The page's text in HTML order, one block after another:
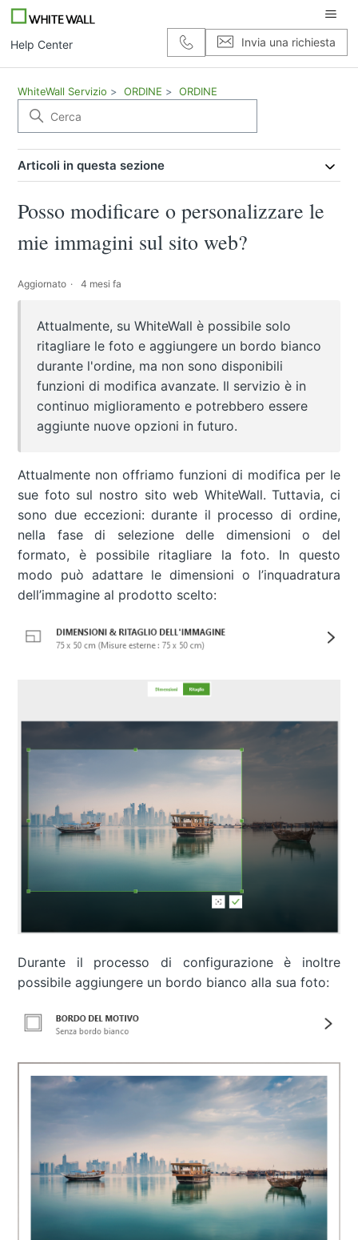
Help Center Invia una richiesta
WhiteWall Servizio ORDINE ORDINE
Articoli in questa sezione
Posso modificare o personalizzare le
mie immagini sul sito web?
Aggiornato 4 mesi fa
Attualmente, su WhiteWall è possibile solo
ritagliare le foto e aggiungere un bordo bianco
durante l'ordine, ma non sono disponibili
funzioni di modifica avanzate. Il servizio è in
continuo miglioramento e potrebbero essere
aggiunte nuove opzioni in futuro.
Attualmente non offriamo funzioni di modifica per le
sue foto sul nostro sito web WhiteWall. Tuttavia, ci
sono due eccezioni: durante il processo di ordine,
nella fase di selezione delle dimensioni o del
formato, è possibile ritagliare la foto. In questo
modo può adattare le dimensioni o l’inquadratura
dell’immagine al prodotto scelto:
Durante il processo di configurazione è inoltre
possibile aggiungere un bordo bianco alla sua foto: